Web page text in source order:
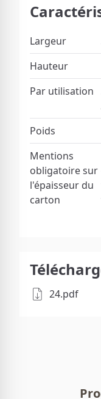
Largeur
Hauteur
Par utilisation
Poids
Mentions
obligatoire sur
l'épaisseur du
carton
24.pdf